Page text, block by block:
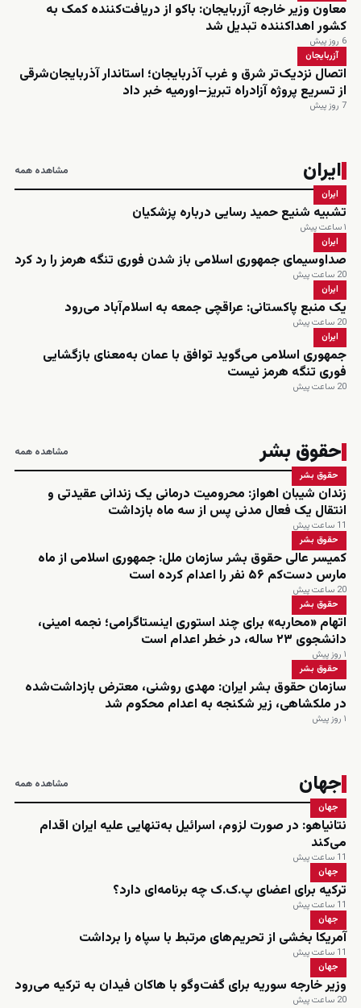
معاون وزیر خارجه آزربایجان: باکو از دریافت‌کننده کمک به
کشور اهداکننده تبدیل شد
6 روز پیش
آزربایجان
اتصال نزدیک‌تر شرق و غرب آذربایجان؛ استاندار آذربایجان‌شرقی
از تسریع پروژه آزادراه تبریز–اورمیه خبر داد
7 روز پیش
ایران مشاهده همه
ایران
تشبیه شنیع حمید رسایی درباره پزشکیان
۱ ساعت پیش
ایران
صداوسیمای جمهوری اسلامی باز شدن فوری تنگه هرمز را رد کرد
20 ساعت پیش
ایران
یک منبع پاکستانی: عراقچی جمعه به اسلام‌آباد می‌رود
20 ساعت پیش
ایران
جمهوری اسلامی می‌گوید توافق با عمان به‌معنای بازگشایی
فوری تنگه هرمز نیست
20 ساعت پیش
حقوق بشر مشاهده همه
حقوق بشر
زندان شیبان اهواز: محرومیت درمانی یک زندانی عقیدتی و
انتقال یک فعال مدنی پس از سه ماه بازداشت
11 ساعت پیش
حقوق بشر
کمیسر عالی حقوق بشر سازمان ملل: جمهوری اسلامی از ماه
مارس دست‌کم ۵۶ نفر را اعدام کرده است
20 ساعت پیش
حقوق بشر
اتهام «محاربه» برای چند استوری اینستاگرامی؛ نجمه امینی،
دانشجوی ۲۳ ساله، در خطر اعدام است
۱ روز پیش
حقوق بشر
سازمان حقوق بشر ایران: مهدی روشنی، معترض بازداشت‌شده
در ملکشاهی، زیر شکنجه به اعدام محکوم شد
۱ روز پیش
جهان مشاهده همه
جهان
نتانیاهو: در صورت لزوم، اسرائیل به‌تنهایی علیه ایران اقدام
می‌کند
11 ساعت پیش
جهان
ترکیه برای اعضای پ.ک.ک چه برنامه‌ای دارد؟
11 ساعت پیش
جهان
آمریکا بخشی از تحریم‌های مرتبط با سپاه را برداشت
11 ساعت پیش
جهان
وزیر خارجه سوریه برای گفت‌وگو با هاکان فیدان به ترکیه می‌رود
20 ساعت پیش